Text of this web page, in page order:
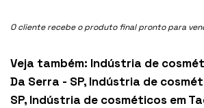
O cliente recebe o produto final pronto para
Veja também: Indústria de
Da Serra - SP, Indústria de
SP, Indústria de cosméticos em